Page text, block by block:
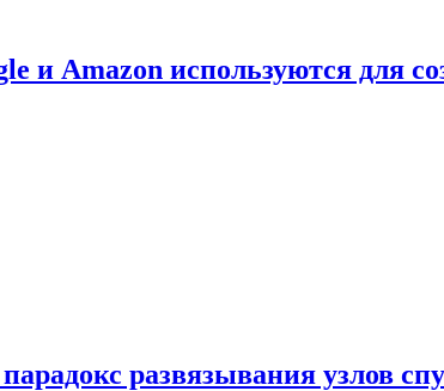
и Amazon используются для
развязывания узлов